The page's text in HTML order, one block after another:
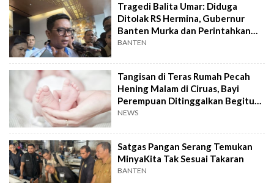
Tragedi Balita Umar: Diduga
Ditolak RS Hermina, Gubernur
Banten Murka dan Perintahkan
Investigasi
BANTEN
Tangisan di Teras Rumah Pecah
Hening Malam di Ciruas, Bayi
Perempuan Ditinggalkan Begitu
Saja
NEWS
Satgas Pangan Serang Temukan
MinyaKita Tak Sesuai Takaran
BANTEN